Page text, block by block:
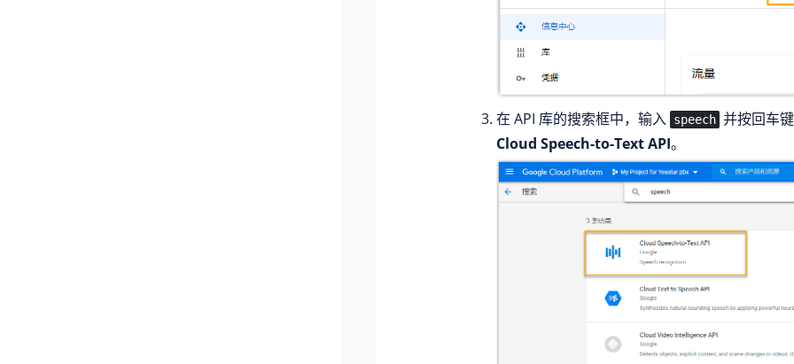
在 API 库的搜索框中，输入 speech 并按回车
Cloud Speech-to-Text API。